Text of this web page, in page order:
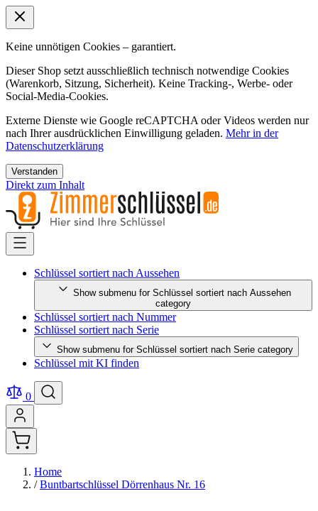
Keine unnötigen Cookies – garantiert.
Dieser Shop setzt ausschließlich technisch notwendige Cookies
(Warenkorb, Sitzung, Sicherheit). Keine Tracking-, Werbe- oder
Social-Media-Cookies.
Externe Dienste wie Google reCAPTCHA oder Videos werden nur
nach Ihrer ausdrücklichen Einwilligung geladen. Mehr in der
Datenschutzerklärung
Verstanden
Direkt zum Inhalt
Schlüssel sortiert nach Aussehen
Show submenu for Schlüssel sortiert nach Aussehen
category
Schlüssel sortiert nach Nummer
Schlüssel sortiert nach Serie
Show submenu for Schlüssel sortiert nach Serie category
Schlüssel mit KI finden
0
Home
/ Buntbartschlüssel Dörrenhaus Nr. 16